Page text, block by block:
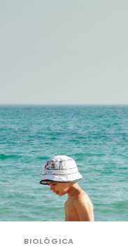
BIOLÓGICA